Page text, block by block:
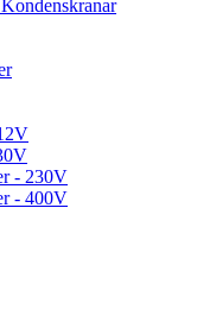
- 230V
- 400V